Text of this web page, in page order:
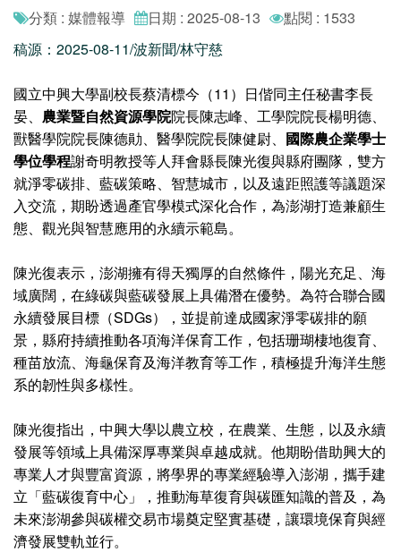
分類 : 媒體報導 日期 : 2025-08-13
點閱 : 1533
稿源：2025-08-11/波新聞/林守慈
國立中興大學副校長蔡清標今（11）日偕同主任秘書李長
晏、 農業暨自然資源學院院長陳志峰、工學院院長楊明德、
獸醫學院院長陳德勛、醫學院院長陳健尉、 國際農企業學士
學位學程謝奇明教授等人拜會縣長陳光復與縣府團隊，雙方
就淨零碳排、藍碳策略、智慧城市，以及遠距照護等議題深
入交流，期盼透過產官學模式深化合作，為澎湖打造兼顧生
態、觀光與智慧應用的永續示範島。
陳光復表示，澎湖擁有得天獨厚的自然條件，陽光充足、海
域廣闊，在綠碳與藍碳發展上具備潛在優勢。為符合聯合國
永續發展目標（SDGs），並提前達成國家淨零碳排的願
景，縣府持續推動各項海洋保育工作，包括珊瑚棲地復育、
種苗放流、海龜保育及海洋教育等工作，積極提升海洋生態
系的韌性與多樣性。
陳光復指出，中興大學以農立校，在農業、生態，以及永續
發展等領域上具備深厚專業與卓越成就。他期盼借助興大的
專業人才與豐富資源，將學界的專業經驗導入澎湖，攜手建
立「藍碳復育中心」，推動海草復育與碳匯知識的普及，為
未來澎湖參與碳權交易市場奠定堅實基礎，讓環境保育與經
濟發展雙軌並行。